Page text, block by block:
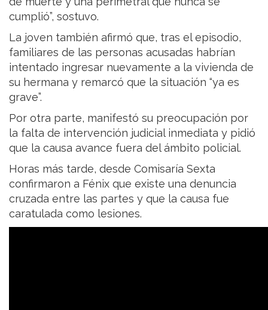
cumplió”, sostuvo.
La joven también afirmó que, tras el episodio,
familiares de las personas acusadas habrían
intentado ingresar nuevamente a la vivienda de
su hermana y remarcó que la situación “ya es
grave”.
Por otra parte, manifestó su preocupación por
la falta de intervención judicial inmediata y pidió
que la causa avance fuera del ámbito policial.
Horas más tarde, desde Comisaría Sexta
confirmaron a Fénix que existe una denuncia
cruzada entre las partes y que la causa fue
caratulada como lesiones.